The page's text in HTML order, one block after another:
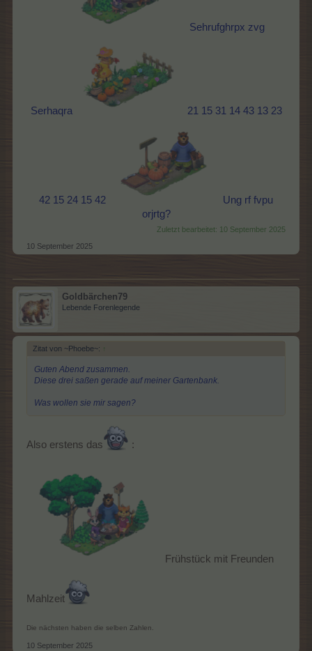
Sehrufghrpx zvg
Serhaqra 21 15 31 14 43 13 23
42 15 24 15 42
Ung rf fvpu
orjrtg?
Zuletzt bearbeitet: 10 September 2025
10 September 2025
Goldbärchen79
Lebende Forenlegende
Zitat von ~Phoebe~: ↑
Guten Abend zusammen.
Diese drei saßen gerade auf meiner Gartenbank.
Was wollen sie mir sagen?
Also erstens das :
Frühstück mit Freunden
Mahlzeit
Die nächsten haben die selben Zahlen.
10 September 2025